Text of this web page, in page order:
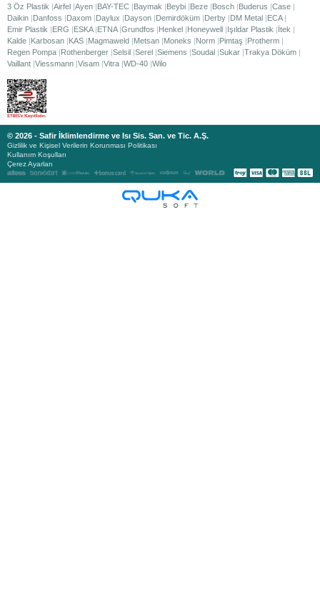
3 Öz Plastik Airfel Ayen BAY-TEC Baymak Beybi Beze Bosch Buderus Case
Daikin Danfoss Daxom Daylux Dayson Demirdöküm Derby DM Metal ECA
Emir Plastik
ERG ESKA ETNA Grundfos Henkel Honeywell Işıldar Plastik
İtek
Kalde Karbosan KAS Magmaweld Metsan Moneks Norm Pimtaş
Protherm
Regen Pompa Rothenberger Selsil Serel Siemens Soudal Sukar Trakya Döküm
Vaillant Viessmann Visam Vitra WD-40 Wilo
© 2026 - Safir İklimlendirme ve Isı Sis. San. ve Tic. A.Ş.
Gizlilik ve Kişisel Verilerin Korunması Politikası
Kullanım Koşulları
Çerez Ayarları